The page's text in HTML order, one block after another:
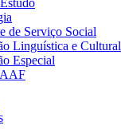
de Serviço Social
Linguística e Cultural
Especial